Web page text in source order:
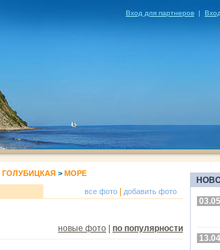
Вход для партнеров |
ГОЛУБИЦКАЯ > МОРЕ
все фото добавить фото
новые фото по популярности
03.05
13.04